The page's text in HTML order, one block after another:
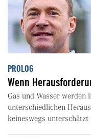
PROLOG
Wenn
Gas und Wasser werden
unterschiedlichen
keineswegs unterschätzt